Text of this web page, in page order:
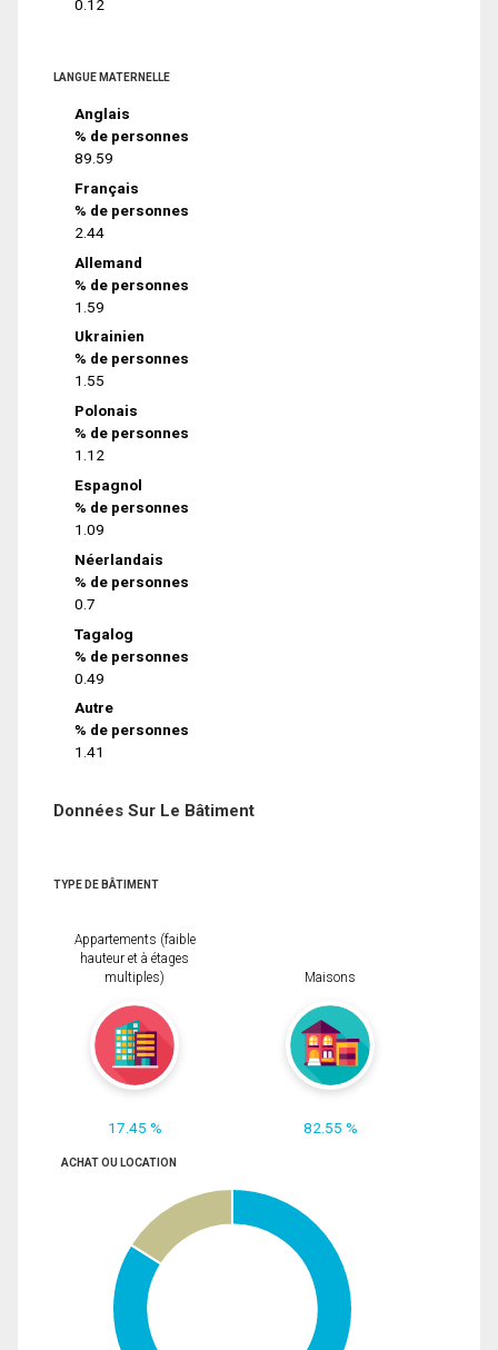
0.12
LANGUE MATERNELLE
Anglais
% de personnes
89.59
Français
% de personnes
2.44
Allemand
% de personnes
1.59
Ukrainien
% de personnes
1.55
Polonais
% de personnes
1.12
Espagnol
% de personnes
1.09
Néerlandais
% de personnes
0.7
Tagalog
% de personnes
0.49
Autre
% de personnes
1.41
Données Sur Le Bâtiment
TYPE DE BÂTIMENT
Appartements (faible
hauteur et à étages
multiples)
17.45 %
Maisons
82.55 %
ACHAT OU LOCATION